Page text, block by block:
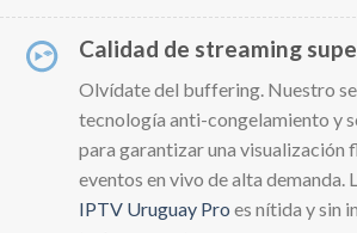
Calidad de streaming
Olvídate del buffering. Nuestro
tecnología anti-congelamiento y
para garantizar una visualización
eventos en vivo de alta demanda.
IPTV Uruguay Pro es nítida y sin